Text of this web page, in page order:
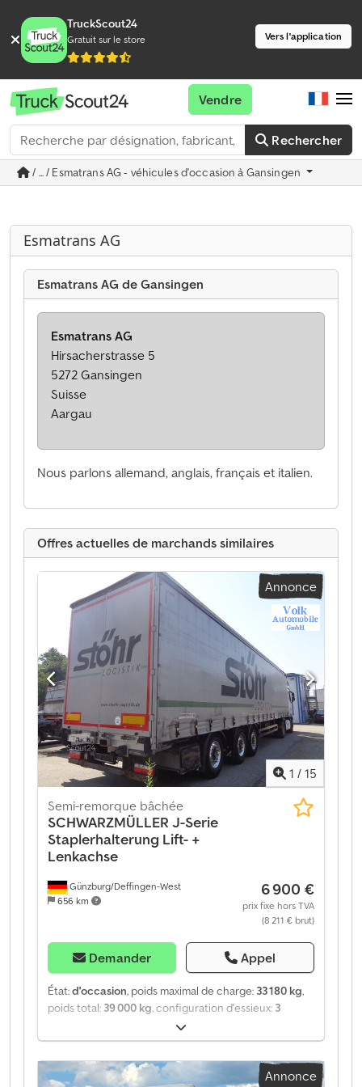
TruckScout24
Gratuit sur le store Vers l'application
Rechercher
Vendre
/ ... / Esmatrans AG - véhicules d'occasion à Gansingen
Esmatrans AG
Esmatrans AG de Gansingen
Nous parlons allemand, anglais, français et italien.
Esmatrans AG
Hirsacherstrasse 5
5272 Gansingen
Suisse
Aargau
Offres actuelles de marchands similaires
Annonce
1 / 15
Günzburg/Deffingen-West
656 km
Semi-remorque bâchée
SCHWARZMÜLLER J-Serie
Staplerhalterung Lift- +
Lenkachse
6 900 €
prix fixe hors TVA
(8 211 € brut)
Demander Appel
État:d'occasion, poids maximal de charge: 33 180 kg,
poids total: 39 000 kg , configuration d'essieux: 3
, première immatriculation:
inspection (TÜV):12/2026, longueur de l'espace de
chargement:13 626 mm, largeur de l’espace de
chargement:2 500 mm, hauteur de l'espace deAnnonce